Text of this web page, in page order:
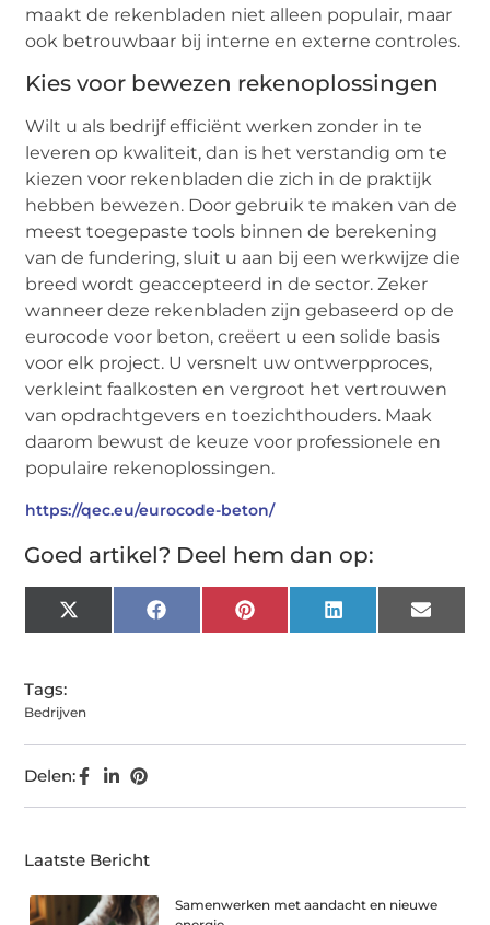
maakt de rekenbladen niet alleen populair, maar
ook betrouwbaar bij interne en externe controles.
Kies voor bewezen rekenoplossingen
Wilt u als bedrijf efficiënt werken zonder in te
leveren op kwaliteit, dan is het verstandig om te
kiezen voor rekenbladen die zich in de praktijk
hebben bewezen. Door gebruik te maken van de
meest toegepaste tools binnen de berekening
van de fundering, sluit u aan bij een werkwijze die
breed wordt geaccepteerd in de sector. Zeker
wanneer deze rekenbladen zijn gebaseerd op de
eurocode voor beton, creëert u een solide basis
voor elk project. U versnelt uw ontwerpproces,
verkleint faalkosten en vergroot het vertrouwen
van opdrachtgevers en toezichthouders. Maak
daarom bewust de keuze voor professionele en
populaire rekenoplossingen.
https://qec.eu/eurocode-beton/
Goed artikel? Deel hem dan op:
X
(Twitter)
FacebookPinterest LinkedIn Email
Tags:
Bedrijven
Delen:
Laatste Bericht
Samenwerken met aandacht en nieuwe